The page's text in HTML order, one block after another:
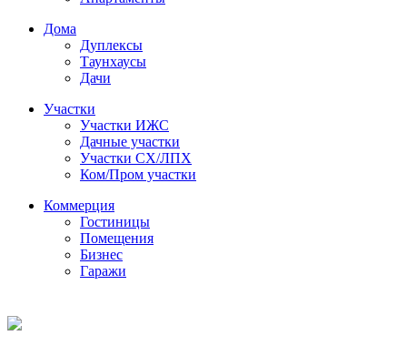
Дома
Дуплексы
Таунхаусы
Дачи
Участки
Участки ИЖС
Дачные участки
Участки СХ/ЛПХ
Ком/Пром участки
Коммерция
Гостиницы
Помещения
Бизнес
Гаражи